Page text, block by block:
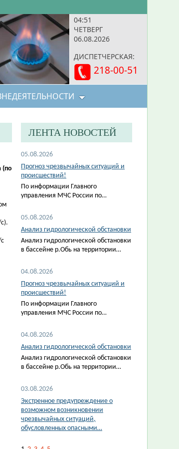
04:51
ЧЕТВЕРГ
06.08.2026
ДИСПЕТЧЕРСКАЯ:
218-00-51
(по
ЛЕНТА НОВОСТЕЙ
05.08.2026
Прогноз чрезвычайных ситуаций и
происшествий!
По информации Главного
управления МЧС России по…
05.08.2026
Анализ гидрологической обстановки
Анализ гидрологической обстановки
в бассейне р.Обь на территории…
04.08.2026
Прогноз чрезвычайных ситуаций и
происшествий!
По информации Главного
управления МЧС России по…
04.08.2026
Анализ гидрологической обстановки
Анализ гидрологической обстановки
в бассейне р.Обь на территории…
03.08.2026
Экстренное предупреждение о
возможном возникновении
чрезвычайных ситуаций,
обусловленных опасными…